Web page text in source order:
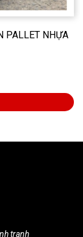
PALLET NHỰA
tranh